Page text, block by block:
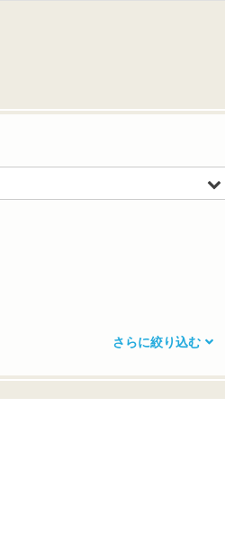
さらに絞り込む